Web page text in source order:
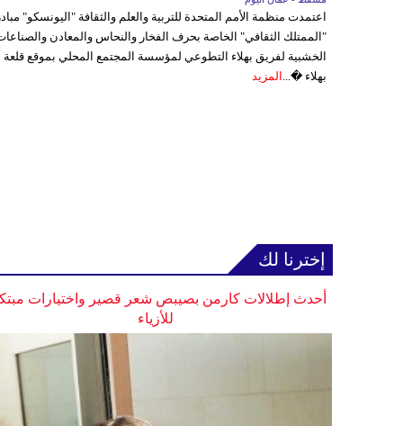
اعتمدت منظمة الأمم المتحدة للتربية والعلم والثقافة "اليونسكو"
"الممتلك الثقافي" الخاصة بحرف الفخار والنحاس والمعادن
الخشبية لفريق بهلاء التطوعي لمؤسسة المجتمع المحلي بموقع قلعة
بهلاء �... المزيد
إخترنا لك
أحدث إطلالات كارمن بصيبص شعر قصير واختيارات
للأزياء